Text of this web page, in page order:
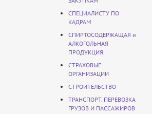
СПЕЦИАЛИСТУ ПО
КАДРАМ
СПИРТОСОДЕРЖАЩАЯ и
АЛКОГОЛЬНАЯ
ПРОДУКЦИЯ
СТРАХОВЫЕ
ОРГАНИЗАЦИИ
СТРОИТЕЛЬСТВО
ТРАНСПОРТ. ПЕРЕВОЗКА
ГРУЗОВ И ПАССАЖИРОВ